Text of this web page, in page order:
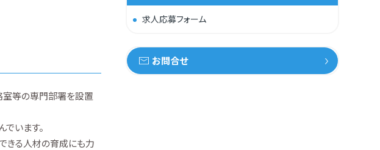
室等の専門部署を設置
います。
きる人材の育成にも力
求人応募フォーム
お問合せ